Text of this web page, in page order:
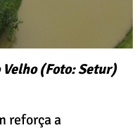
(Foto: Setur)
reforça a